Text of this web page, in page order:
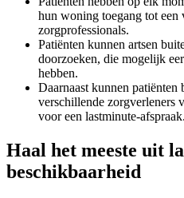
hun woning toegang tot een
zorgprofessionals.
Patiënten kunnen artsen
doorzoeken, die mogelijk
hebben.
Daarnaast kunnen patiënten
verschillende zorgverleners
voor een lastminute-afspraak.
Haal het meeste uit
beschikbaarheid